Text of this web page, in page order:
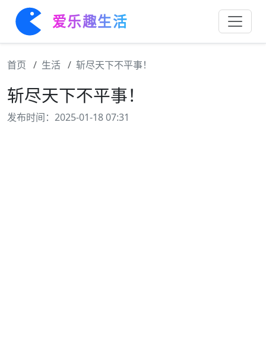
爱乐趣生活
首页 生活 斩尽天下不平事！
斩尽天下不平事！
发布时间：2025-01-18 07:31